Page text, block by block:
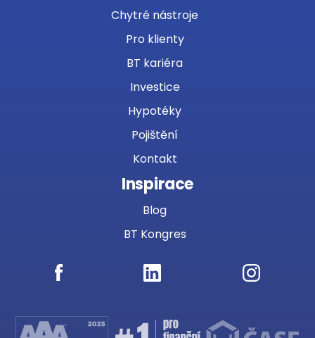
Chytré nástroje
Pro klienty
BT kariéra
Investice
Hypotéky
Pojištění
Kontakt
Inspirace
Blog
BT Kongres